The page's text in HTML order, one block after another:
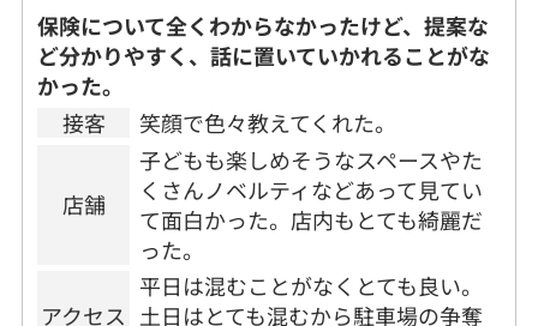
保険について全くわからなかったけど、提案な
ど分かりやすく、話に置いていかれることがな
かった。
接客
笑顔で色々教えてくれた。
店舗
子どもも楽しめそうなスペースやた
くさんノベルティなどあって見てい
て面白かった。店内もとても綺麗だ
った。
アクセス
平日は混むことがなくとても良い。
土日はとても混むから駐車場の争奪